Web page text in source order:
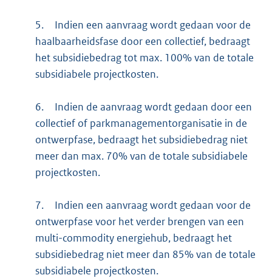
5.
Indien een aanvraag wordt gedaan voor de
haalbaarheidsfase door een collectief, bedraagt
het subsidiebedrag tot max. 100% van de totale
subsidiabele projectkosten.
6.
Indien de aanvraag wordt gedaan door een
collectief of parkmanagementorganisatie in de
ontwerpfase, bedraagt het subsidiebedrag niet
meer dan max. 70% van de totale subsidiabele
projectkosten.
7.
Indien een aanvraag wordt gedaan voor de
ontwerpfase voor het verder brengen van een
multi-commodity energiehub, bedraagt het
subsidiebedrag niet meer dan 85% van de totale
subsidiabele projectkosten.